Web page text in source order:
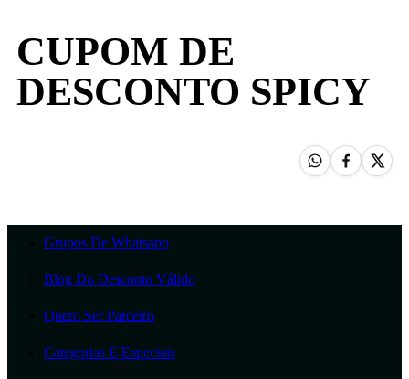
CUPOM DE
DESCONTO SPICY
Grupos De Whatsapp
Blog Do Desconto Válido
Quero Ser Parceiro
Categorias E Especiais